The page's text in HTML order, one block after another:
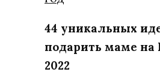
44 уникальных
подарить маме на
2022